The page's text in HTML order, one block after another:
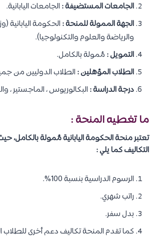
الجامعات المستضيفة : الجامعات اليابانية.
الجهة الممولة للمنحة : الحكومة اليابانية
والرياضة والعلوم والتكنولوجيا).
التمويل : مُمولة بالكامل.
الطلاب المؤهلين : الطلاب الدوليين من
درجة الدراسة : البكالوريوس ، الماجستير ،
ما تغطيه المنحة :
تعتبر منحة الحكومة اليابانية مُمولة بالكامل،
التكاليف كما يلي :
الرسوم الدراسية بنسبة 100%.
راتب شهري.
بدل سفر.
كما تقدم المنحة تكاليف دعم أخرى للطلاب